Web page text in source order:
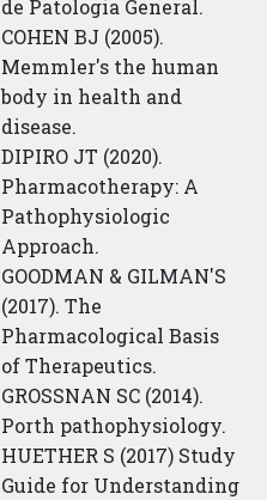
de Patologia General.
COHEN BJ (2005).
Memmler's the human
body in health and
disease.
DIPIRO JT (2020).
Pharmacotherapy: A
Pathophysiologic
Approach.
GOODMAN & GILMAN'S
(2017). The
Pharmacological Basis
of Therapeutics.
GROSSNAN SC (2014).
Porth pathophysiology.
HUETHER S (2017) Study
Guide for Understanding